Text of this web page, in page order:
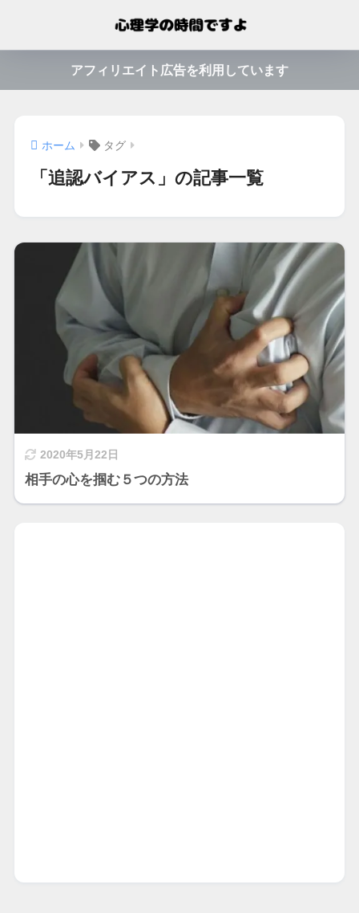
アフィリエイト広告を利用しています
ホーム タグ
「追認バイアス」の記事一覧
2020年5月22日
相手の心を掴む５つの方法